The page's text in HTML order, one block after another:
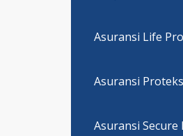
Asuransi Life
Asuransi
Asuransi Secure